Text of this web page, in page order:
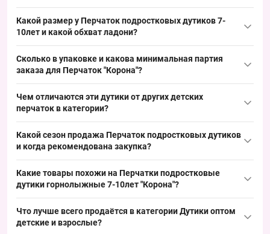
сезон, что обеспечивает быстрый обіг партии.
для дутиков и детских моделей, что обеспечивает сохранение
Какой размер у Перчаток подростковых дутиков 7-
10лет и какой обхват ладони?
названии); типичный обхват ладони для этой возрастной
подростковому размеру и удобно при выкладке детского ряда.
Сколько в упаковке и какова минимальная партия
заказа для Перчаток "Корона"?
производится упаковкой; такая фасовка удобна для оптовых
сезонный спрос.
Чем отличаются эти дутики от других детских
перчаток в категории?
кроем, отличающимся от трикотажных или флисовых
флисовой подкладкой, что даёт возможность закрыть разные
сегменты рынка, а данная модель закрывает базовый спрос на
Какой сезон продажа Перчаток подростковых дутиков
и когда рекомендована закупка?
рекомендуется осуществлять закупку за 4–6 недель до пика,
стабильные обороты в сезон.
Какие товары похожи на Перчатки подростковые
дутики горнолыжные 7-10лет "Корона"?
Что лучше всего продаётся в категорииДутики оптом
детские и взрослые?